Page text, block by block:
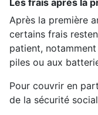
Les frais après la
Après la première
certains frais
patient,
piles ou aux
Pour couvrir en
de la sécurité